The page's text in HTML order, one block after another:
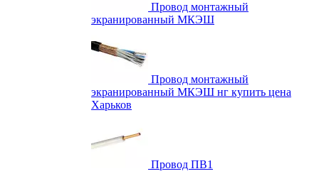
Провод монтажный
экранированный МКЭШ
Провод монтажный
экранированный МКЭШ нг купить цена
Харьков
Провод ПВ1